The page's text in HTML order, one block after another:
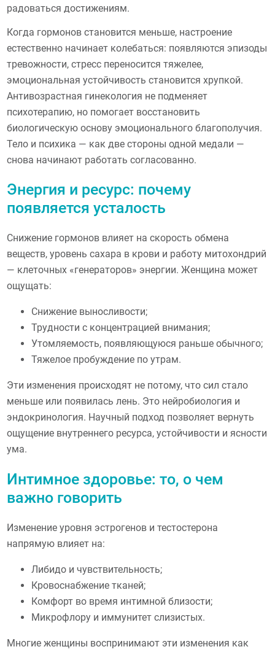
радоваться достижениям.
Когда гормонов становится меньше, настроение
естественно начинает колебаться: появляются эпизоды
тревожности, стресс переносится тяжелее,
эмоциональная устойчивость становится хрупкой.
Антивозрастная гинекология не подменяет
психотерапию, но помогает восстановить
биологическую основу эмоционального благополучия.
Тело и психика — как две стороны одной медали —
снова начинают работать согласованно.
Энергия и ресурс: почему
появляется усталость
Снижение гормонов влияет на скорость обмена
веществ, уровень сахара в крови и работу митохондрий
— клеточных «генераторов» энергии. Женщина может
ощущать:
Снижение выносливости;
Трудности с концентрацией внимания;
Утомляемость, появляющуюся раньше обычного;
Тяжелое пробуждение по утрам.
Эти изменения происходят не потому, что сил стало
меньше или появилась лень. Это нейробиология и
эндокринология. Научный подход позволяет вернуть
ощущение внутреннего ресурса, устойчивости и ясности
ума.
Интимное здоровье: то, о чем
важно говорить
Изменение уровня эстрогенов и тестостерона
напрямую влияет на:
Либидо и чувствительность;
Кровоснабжение тканей;
Комфорт во время интимной близости;
Микрофлору и иммунитет слизистых.
Многие женщины воспринимают эти изменения как